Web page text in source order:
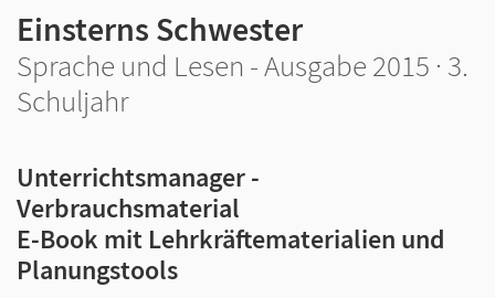
Einsterns Schwester
Sprache und Lesen - Ausgabe 2015 · 3.
Schuljahr
Unterrichtsmanager -
Verbrauchsmaterial
E-Book mit Lehrkräftematerialien und
Planungstools